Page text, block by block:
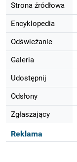
Strona źródłowa
Encyklopedia
Odświeżanie
Galeria
Udostępnij
Odsłony
Zgłaszający
Reklama